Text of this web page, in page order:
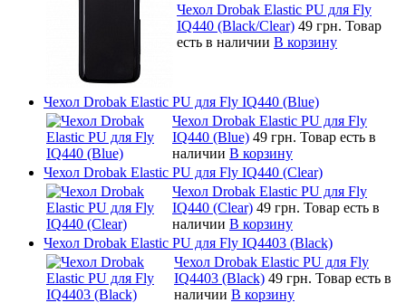
Чехол Drobak Elastic PU для Fly
IQ440 (Black/Clear) 49 грн. Товар
есть в наличии В корзину
Чехол Drobak Elastic PU для Fly IQ440 (Blue)
Чехол Drobak Elastic PU для Fly
IQ440 (Blue) 49 грн. Товар есть в
наличии В корзину
Чехол Drobak Elastic PU для Fly IQ440 (Clear)
Чехол Drobak Elastic PU для Fly
IQ440 (Clear) 49 грн. Товар есть в
наличии В корзину
Чехол Drobak Elastic PU для Fly IQ4403 (Black)
Чехол Drobak Elastic PU для Fly
IQ4403 (Black) 49 грн. Товар есть в
наличии В корзину